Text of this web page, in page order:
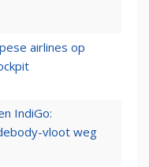
airlines op
IndiGo:
vloot weg